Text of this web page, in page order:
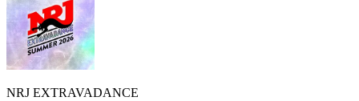
NRJ EXTRAVADANCE